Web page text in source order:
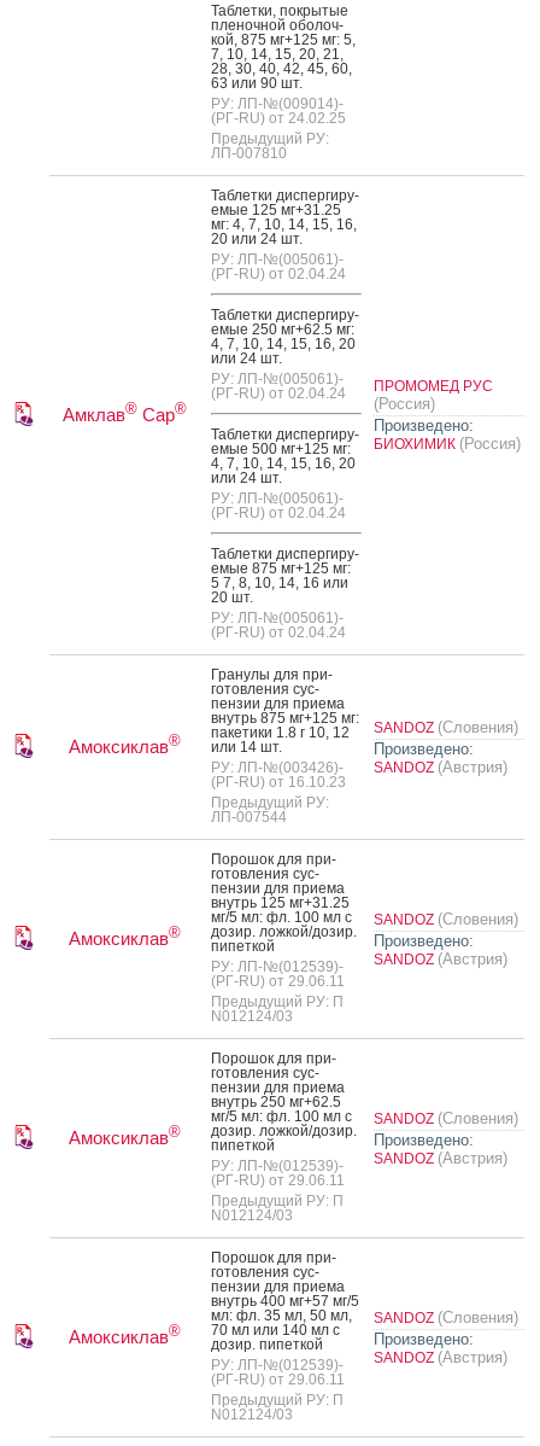
Таб­летки, пок­ры­тые
пле­ноч­ной обо­лоч­
кой, 875 мг+125 мг: 5,
7, 10, 14, 15, 20, 21,
28, 30, 40, 42, 45, 60,
63 или 90 шт.
РУ: ЛП-№(009014)-
(РГ-RU) от 24.02.25
Предыдущий РУ:
ЛП-007810
Амклав®Сар®
Таб­летки дис­перги­ру­
емые 125 мг+31.25
мг: 4, 7, 10, 14, 15, 16,
20 или 24 шт.
РУ: ЛП-№(005061)-
(РГ-RU) от 02.04.24
Таб­летки дис­перги­ру­
емые 250 мг+62.5 мг:
4, 7, 10, 14, 15, 16, 20
или 24 шт.
РУ: ЛП-№(005061)-
(РГ-RU) от 02.04.24
Таб­летки дис­перги­ру­
емые 500 мг+125 мг:
4, 7, 10, 14, 15, 16, 20
или 24 шт.
РУ: ЛП-№(005061)-
(РГ-RU) от 02.04.24
Таб­летки дис­перги­ру­
емые 875 мг+125 мг:
5 7, 8, 10, 14, 16 или
20 шт.
РУ: ЛП-№(005061)-
(РГ-RU) от 02.04.24
ПРОМОМЕД РУС
(Россия)
Произведено:
БИОХИМИК (Россия)
Амоксиклав®
Гра­нулы для при­
готов­ле­ния сус­
пензии для при­ема
внутрь 875 мг+125 мг:
па­кети­ки 1.8 г 10, 12
или 14 шт.
РУ: ЛП-№(003426)-
(РГ-RU) от 16.10.23
Предыдущий РУ:
ЛП-007544
SANDOZ (Словения)
Произведено:
SANDOZ (Австрия)
Амоксиклав®
По­рошок для при­
готов­ле­ния сус­
пензии для при­ема
внутрь 125 мг+31.25
мг/5 мл: фл. 100 мл с
до­зир. лож­кой/до­зир.
пи­пет­кой
РУ: ЛП-№(012539)-
(РГ-RU) от 29.06.11
Предыдущий РУ: П
N012124/03
SANDOZ (Словения)
Произведено:
SANDOZ (Австрия)
Амоксиклав®
По­рошок для при­
готов­ле­ния сус­
пензии для при­ема
внутрь 250 мг+62.5
мг/5 мл: фл. 100 мл с
до­зир. лож­кой/до­зир.
пи­пет­кой
РУ: ЛП-№(012539)-
(РГ-RU) от 29.06.11
Предыдущий РУ: П
N012124/03
SANDOZ (Словения)
Произведено:
SANDOZ (Австрия)
Амоксиклав®
По­рошок для при­
готов­ле­ния сус­
пензии для при­ема
внутрь 400 мг+57 мг/5
мл: фл. 35 мл, 50 мл,
70 мл или 140 мл с
до­зир. пи­пет­кой
РУ: ЛП-№(012539)-
(РГ-RU) от 29.06.11
Предыдущий РУ: П
N012124/03
SANDOZ (Словения)
Произведено:
SANDOZ (Австрия)